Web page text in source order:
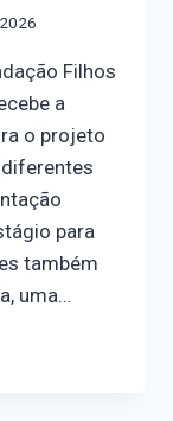
Filhos
a
o projeto
para
também
uma…